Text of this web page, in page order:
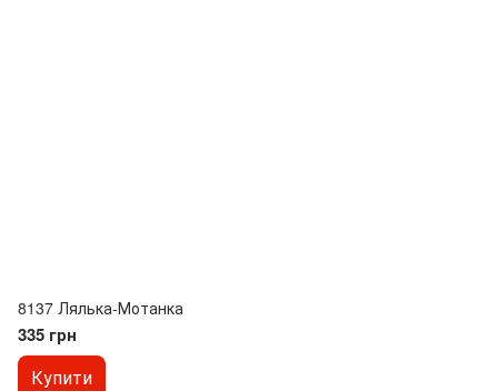
8137 Лялька-Мотанка
335 грн
Купити